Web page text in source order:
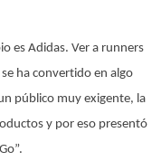
es Adidas. Ver a runners
ha convertido en algo
público muy exigente, la
y por eso presentó